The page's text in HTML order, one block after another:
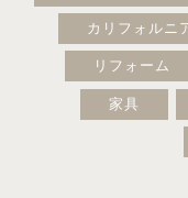
カリフォルニ
リフォーム
家具